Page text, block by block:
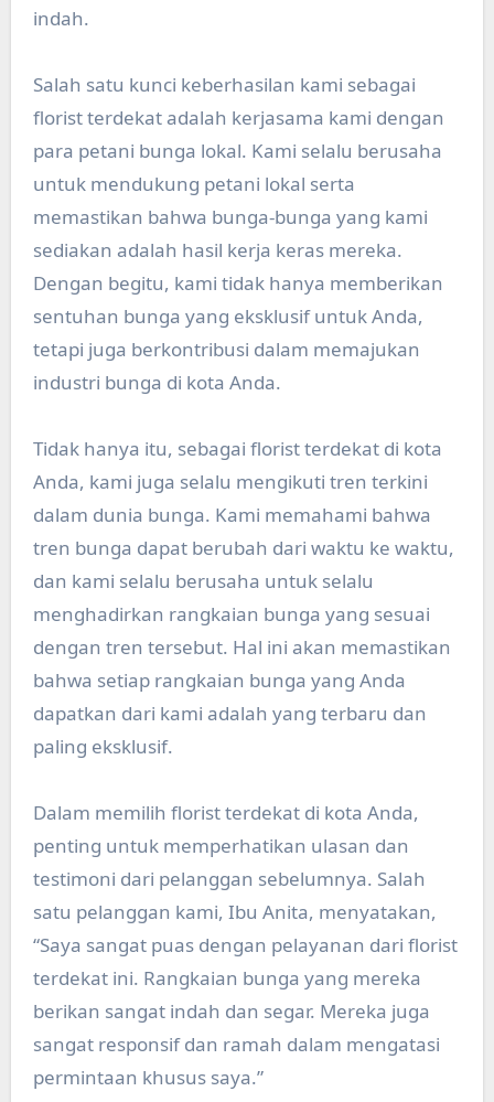
indah.
Salah satu kunci keberhasilan kami sebagai
florist terdekat adalah kerjasama kami dengan
para petani bunga lokal. Kami selalu berusaha
untuk mendukung petani lokal serta
memastikan bahwa bunga-bunga yang kami
sediakan adalah hasil kerja keras mereka.
Dengan begitu, kami tidak hanya memberikan
sentuhan bunga yang eksklusif untuk Anda,
tetapi juga berkontribusi dalam memajukan
industri bunga di kota Anda.
Tidak hanya itu, sebagai florist terdekat di kota
Anda, kami juga selalu mengikuti tren terkini
dalam dunia bunga. Kami memahami bahwa
tren bunga dapat berubah dari waktu ke waktu,
dan kami selalu berusaha untuk selalu
menghadirkan rangkaian bunga yang sesuai
dengan tren tersebut. Hal ini akan memastikan
bahwa setiap rangkaian bunga yang Anda
dapatkan dari kami adalah yang terbaru dan
paling eksklusif.
Dalam memilih florist terdekat di kota Anda,
penting untuk memperhatikan ulasan dan
testimoni dari pelanggan sebelumnya. Salah
satu pelanggan kami, Ibu Anita, menyatakan,
“Saya sangat puas dengan pelayanan dari florist
terdekat ini. Rangkaian bunga yang mereka
berikan sangat indah dan segar. Mereka juga
sangat responsif dan ramah dalam mengatasi
permintaan khusus saya.”